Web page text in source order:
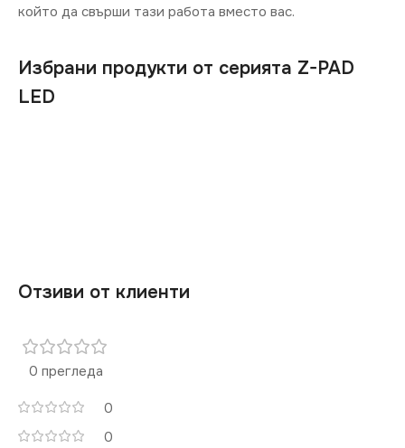
който да свърши тази работа вместо вас.
Избрани продукти от серията Z-PAD
LED
Отзиви от клиенти
0 прегледа
0
0